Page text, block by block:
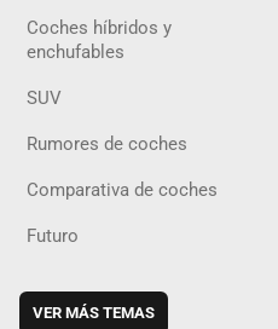
Coches híbridos y
enchufables
SUV
Rumores de coches
Comparativa de coches
Futuro
VER MÁS TEMAS